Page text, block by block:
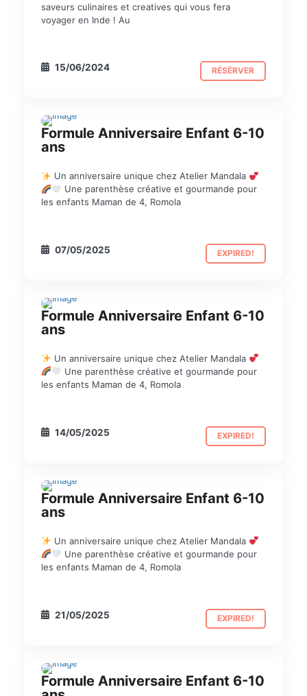
saveurs culinaires et creatives qui vous fera
voyager en Inde ! Au
15/06/2024 RÉSÉRVER
ANNIVERSAIRE
Formule Anniversaire Enfant 6-10
ans
Un anniversaire unique chez Atelier Mandala
Une parenthèse créative et gourmande pour
les enfants Maman de 4, Romola
07/05/2025 EXPIRED!
ANNIVERSAIRE
Formule Anniversaire Enfant 6-10
ans
Un anniversaire unique chez Atelier Mandala
Une parenthèse créative et gourmande pour
les enfants Maman de 4, Romola
14/05/2025 EXPIRED!
ANNIVERSAIRE
Formule Anniversaire Enfant 6-10
ans
Un anniversaire unique chez Atelier Mandala
Une parenthèse créative et gourmande pour
les enfants Maman de 4, Romola
21/05/2025 EXPIRED!
ANNIVERSAIRE
Formule Anniversaire Enfant 6-10